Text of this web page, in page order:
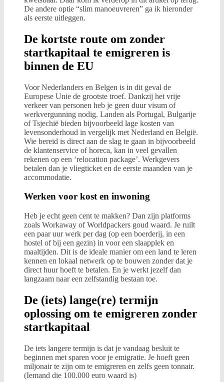
De andere optie “slim manoeuvreren” ga ik hieronder
als eerste uitleggen.
De kortste route om zonder
startkapitaal te emigreren is
binnen de EU
Voor Nederlanders en Belgen is in dit geval de
Europese Unie de grootste troef. Dankzij het vrije
verkeer van personen heb je geen duur visum of
werkvergunning nodig. Landen als Portugal, Bulgarije
of Tsjechië bieden bijvoorbeeld lage kosten van
levensonderhoud in vergelijk met Nederland en België.
Wie bereid is direct aan de slag te gaan in bijvoorbeeld
de klantenservice of horeca, kan in veel gevallen
rekenen op een ‘relocation package’. Werkgevers
betalen dan je vliegticket en de eerste maanden van je
accommodatie.
Werken voor kost en inwoning
Heb je echt geen cent te makken? Dan zijn platforms
zoals Workaway of Worldpackers goud waard. Je ruilt
een paar uur werk per dag (op een boerderij, in een
hostel of bij een gezin) in voor een slaapplek en
maaltijden. Dit is de ideale manier om een land te leren
kennen en lokaal netwerk op te bouwen zonder dat je
direct huur hoeft te betalen. En je werkt jezelf dan
langzaam naar een zelfstandig bestaan toe.
De (iets) lange(re) termijn
oplossing om te emigreren zonder
startkapitaal
De iets langere termijn is dat je vandaag besluit te
beginnen met sparen voor je emigratie. Je hoeft geen
miljonair te zijn om te emigreren en zelfs geen tonnair.
(Iemand die 100.000 euro waard is)